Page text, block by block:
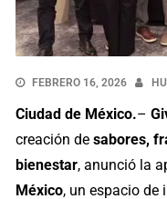
FEBRERO 16, 2026
Ciudad de México.–
creación desabores,
bienestar, anunció la
México, un espacio de